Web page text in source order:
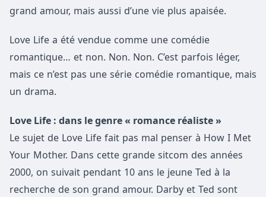
grand amour, mais aussi d’une vie plus apaisée.
Love Life a été vendue comme une comédie
romantique… et non. Non. Non. C’est parfois léger,
mais ce n’est pas une série comédie romantique, mais
un drama.
Love Life : dans le genre « romance réaliste »
Le sujet de Love Life fait pas mal penser à How I Met
Your Mother. Dans cette grande sitcom des années
2000, on suivait pendant 10 ans le jeune Ted à la
recherche de son grand amour. Darby et Ted sont